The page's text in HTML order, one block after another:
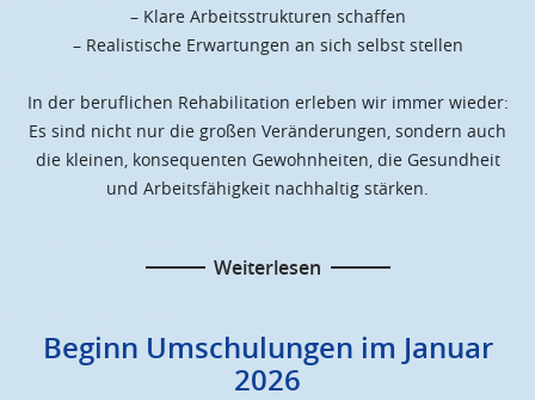
– Klare Arbeitsstrukturen schaffen
– Realistische Erwartungen an sich selbst stellen
In der beruflichen Rehabilitation erleben wir immer wieder:
Es sind nicht nur die großen Veränderungen, sondern auch
die kleinen, konsequenten Gewohnheiten, die Gesundheit
und Arbeitsfähigkeit nachhaltig stärken.
Weiterlesen
Beginn Umschulungen im Januar
2026